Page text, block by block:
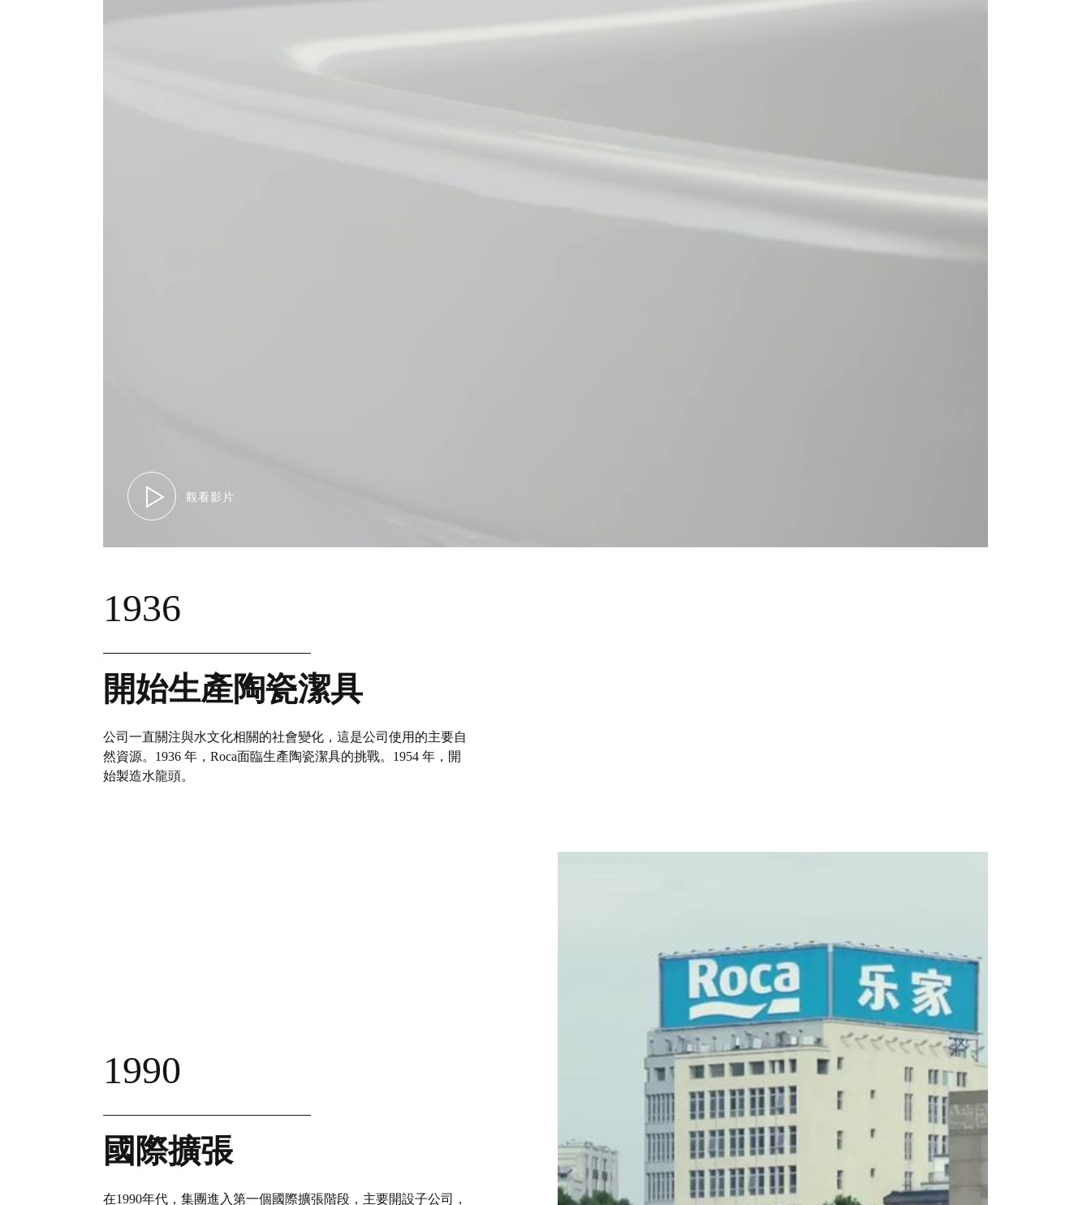
觀看影片
1936
開始生產陶瓷潔具
公司一直關注與水文化相關的社會變化，這是公司使用的主要自
然資源。1936 年，Roca面臨生產陶瓷潔具的挑戰。1954 年，開
始製造水龍頭。
1990
國際擴張
在1990年代，集團進入第一個國際擴張階段，主要開設子公司，